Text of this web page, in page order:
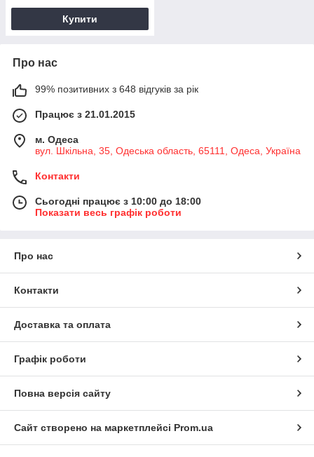
Купити
Про нас
99% позитивних з 648 відгуків за рік
Працює з 21.01.2015
м. Одеса
вул. Шкільна, 35, Одеська область, 65111, Одеса, Україна
Контакти
Сьогодні працює з 10:00 до 18:00
Показати весь графік роботи
Про нас
Контакти
Доставка та оплата
Графік роботи
Повна версія сайту
Сайт створено на маркетплейсі Prom.ua